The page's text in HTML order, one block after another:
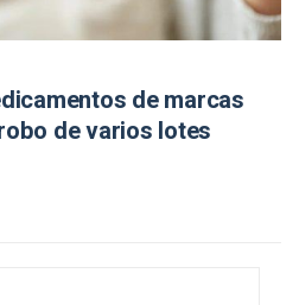
de marcas
de varios lotes